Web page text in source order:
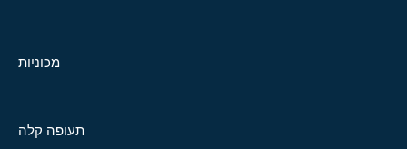
מכוניות
תעופה קלה